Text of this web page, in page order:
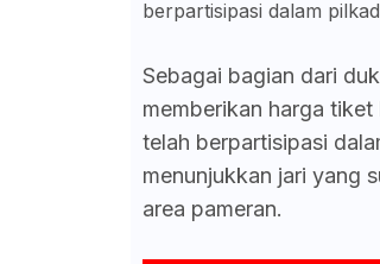
berpartisipasi dalam
Sebagai bagian dari
memberikan harga
telah berpartisipasi
menunjukkan jari yang
area pameran.